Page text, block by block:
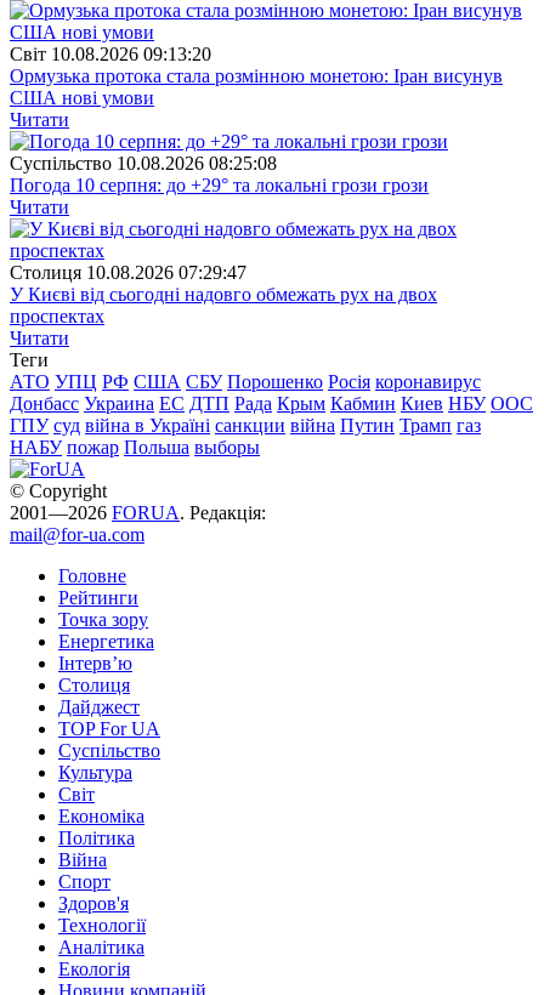
Свiт 10.08.2026 09:13:20
Ормузька протока стала розмінною монетою: Іран висунув
США нові умови
Читати
Суспiльство 10.08.2026 08:25:08
Погода 10 серпня: до +29° та локальні грози грози
Читати
Столиця 10.08.2026 07:29:47
У Києві від сьогодні надовго обмежать рух на двох
проспектах
Читати
Теги
АТО УПЦ РФ США СБУ Порошенко Росія коронавирус
Донбасс Украина ЕС ДТП Рада Крым Кабмин Киев НБУ ООС
ГПУ суд війна в Україні санкции війна Путин Трамп газ
НАБУ пожар Польша выборы
© Copyright
2001—2026 FORUA. Редакція:
mail@for-ua.com
Головне
Рейтинги
Точка зору
Енергетика
Інтерв’ю
Столиця
Дайджест
TOP For UA
Суспiльство
Культура
Світ
Економіка
Політика
Війна
Спорт
Здоров'я
Технології
Аналітика
Екологія
Новини компаній